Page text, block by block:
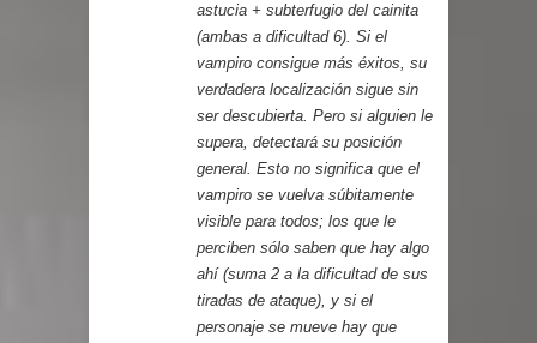
astucia + subterfugio del cainita
(ambas a dificultad 6). Si el
vampiro consigue más éxitos, su
verdadera localización sigue sin
ser descubierta. Pero si alguien le
supera, detectará su posición
general. Esto no significa que el
vampiro se vuelva súbitamente
visible para todos; los que le
perciben sólo saben que hay algo
ahí (suma 2 a la dificultad de sus
tiradas de ataque), y si el
personaje se mueve hay que